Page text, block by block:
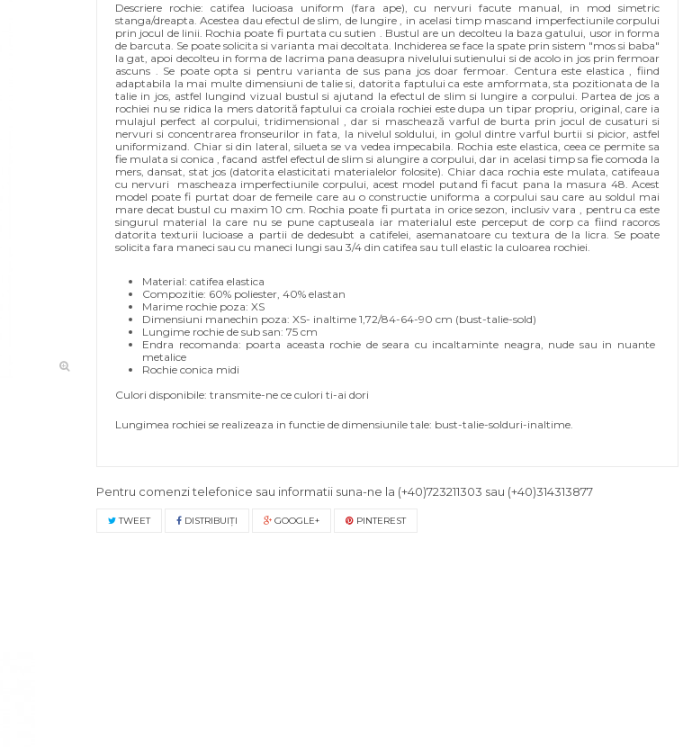
Descriere rochie: catifea lucioasa uniform (fara ape), cu nervuri facute manual, in mod simetric
stanga/dreapta. Acestea dau efectul de slim, de lungire , in acelasi timp mascand imperfectiunile corpului
prin jocul de linii. Rochia poate fi purtata cu sutien . Bustul are un decolteu la baza gatului, usor in forma
de barcuta. Se poate solicita si varianta mai decoltata. Inchiderea se face la spate prin sistem "mos si baba"
la gat, apoi decolteu in forma de lacrima pana deasupra nivelului sutienului si de acolo in jos prin fermoar
ascuns . Se poate opta si pentru varianta de sus pana jos doar fermoar. Centura este elastica , fiind
adaptabila la mai multe dimensiuni de talie si, datorita faptului ca este amformata, sta pozitionata de la
talie in jos, astfel lungind vizual bustul si ajutand la efectul de slim si lungire a corpului. Partea de jos a
rochiei nu se ridica la mers datorită faptului ca croiala rochiei este dupa un tipar propriu, original, care ia
mulajul perfect al corpului, tridimensional , dar si maschează varful de burta prin jocul de cusaturi si
nervuri si concentrarea fronseurilor in fata, la nivelul soldului, in golul dintre varful burtii si picior, astfel
uniformizand. Chiar si din lateral, silueta se va vedea impecabila. Rochia este elastica, ceea ce permite sa
fie mulata si conica , facand astfel efectul de slim si alungire a corpului, dar in acelasi timp sa fie comoda la
mers, dansat, stat jos (datorita elasticitati materialelor folosite). Chiar daca rochia este mulata, catifeaua
cu nervuri mascheaza imperfectiunile corpului, acest model putand fi facut pana la masura 48. Acest
model poate fi purtat doar de femeile care au o constructie uniforma a corpului sau care au soldul mai
mare decat bustul cu maxim 10 cm. Rochia poate fi purtata in orice sezon, inclusiv vara , pentru ca este
singurul material la care nu se pune captuseala iar materialul este perceput de corp ca fiind racoros
datorita texturii lucioase a partii de dedesubt a catifelei, asemanatoare cu textura de la licra. Se poate
solicita fara maneci sau cu maneci lungi sau 3/4 din catifea sau tull elastic la culoarea rochiei.
Material: catifea elastica
Compozitie: 60% poliester, 40% elastan
Marime rochie poza: XS
Dimensiuni manechin poza: XS- inaltime 1,72/84-64-90 cm (bust-talie-sold)
Lungime rochie de sub san: 75 cm
Endra recomanda: poarta aceasta rochie de seara cu incaltaminte neagra, nude sau in nuante
metalice
Rochie conica midi
Culori disponibile: transmite-ne ce culori ti-ai dori
Lungimea rochiei se realizeaza in functie de dimensiunile tale: bust-talie-solduri-inaltime.
Pentru comenzi telefonice sau informatii suna-ne la (+40)723211303 sau (+40)314313877
TWEET DISTRIBUIŢI GOOGLE+ PINTEREST